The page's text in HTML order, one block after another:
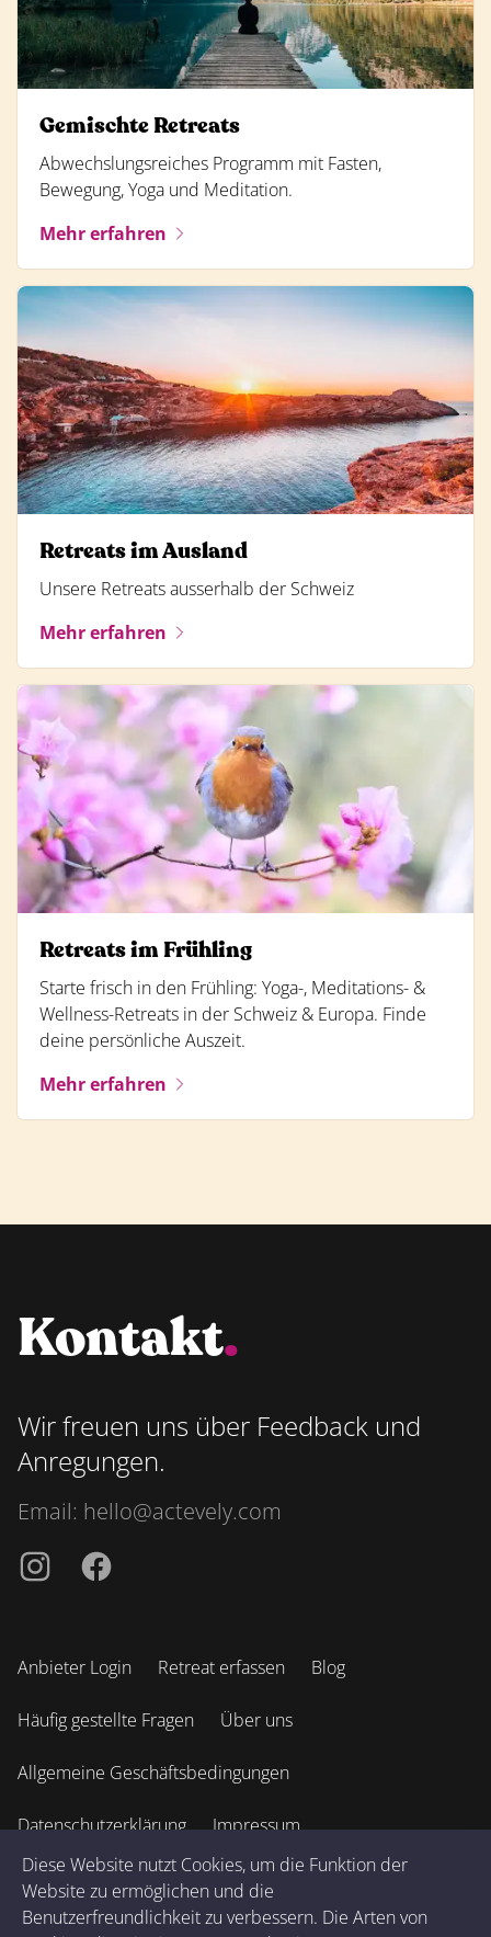
Diese Website nutzt Cookies, um die Funktion der
Website zu ermöglichen und die
Benutzerfreundlichkeit zu verbessern. Die Arten von
Gemischte Retreats
Abwechslungsreiches Programm mit Fasten,
Bewegung, Yoga und Meditation.
Mehr erfahren
Retreats im Ausland
Unsere Retreats ausserhalb der Schweiz
Mehr erfahren
Retreats im Frühling
Starte frisch in den Frühling: Yoga-, Meditations- &
Wellness-Retreats in der Schweiz & Europa. Finde
deine persönliche Auszeit.
Mehr erfahren
Kontakt.
Wir freuen uns über Feedback und
Anregungen.
Email: hello@actevely.com
InstagrammFacebook
Anbieter Login Retreat erfassen Blog
Häufig gestellte Fragen Über uns
Allgemeine Geschäftsbedingungen
Datenschutzerklärung Impressum
© 2026 Actevely GmbH. Alle Rechte vorbehalten. v 2.9.6